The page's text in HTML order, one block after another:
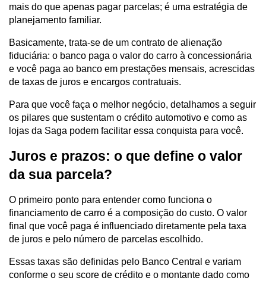
mais do que apenas pagar parcelas; é uma estratégia de
planejamento familiar.
Basicamente, trata-se de um contrato de alienação
fiduciária: o banco paga o valor do carro à concessionária
e você paga ao banco em prestações mensais, acrescidas
de taxas de juros e encargos contratuais.
Para que você faça o melhor negócio, detalhamos a seguir
os pilares que sustentam o crédito automotivo e como as
lojas da Saga podem facilitar essa conquista para você.
Juros e prazos: o que define o valor
da sua parcela?
O primeiro ponto para entender como funciona o
financiamento de carro é a composição do custo. O valor
final que você paga é influenciado diretamente pela taxa
de juros e pelo número de parcelas escolhido.
Essas taxas são definidas pelo Banco Central e variam
conforme o seu score de crédito e o montante dado como